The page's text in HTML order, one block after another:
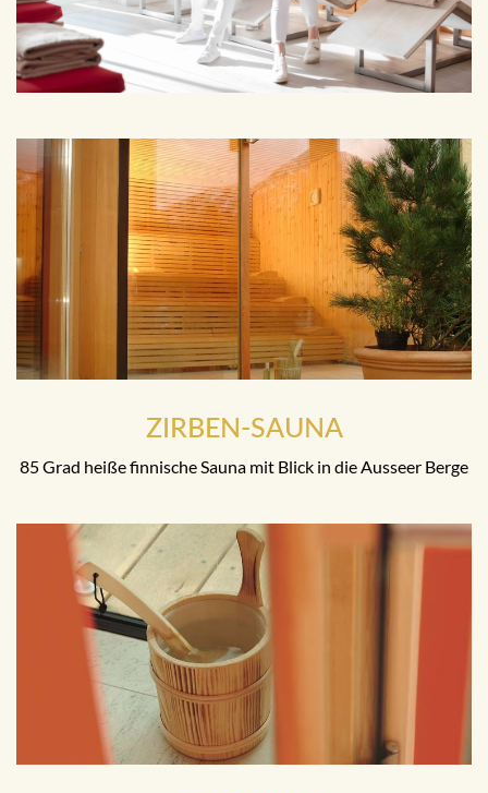
ZIRBEN-SAUNA
85 Grad heiße finnische Sauna mit Blick in die Ausseer Berge